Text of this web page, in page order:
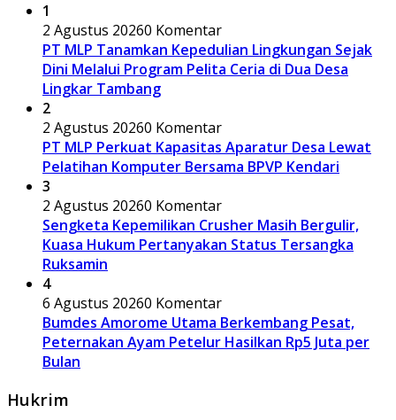
1
2 Agustus 20260 Komentar
PT MLP Tanamkan Kepedulian Lingkungan Sejak
Dini Melalui Program Pelita Ceria di Dua Desa
Lingkar Tambang
2
2 Agustus 20260 Komentar
PT MLP Perkuat Kapasitas Aparatur Desa Lewat
Pelatihan Komputer Bersama BPVP Kendari
3
2 Agustus 20260 Komentar
Sengketa Kepemilikan Crusher Masih Bergulir,
Kuasa Hukum Pertanyakan Status Tersangka
Ruksamin
4
6 Agustus 20260 Komentar
Bumdes Amorome Utama Berkembang Pesat,
Peternakan Ayam Petelur Hasilkan Rp5 Juta per
Bulan
Hukrim